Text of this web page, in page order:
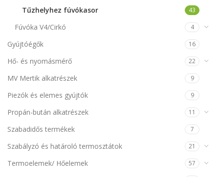
Tűzhelyhez fúvókasor 43
Fúvóka V4/Cirkó 4
Gyújtóégők 16
Hő- és nyomásmérő 22
MV Mertik alkatrészek 9
Piezók és elemes gyújtók 9
Propán-bután alkatrészek 11
Szabadidős termékek 7
Szabályzó és határoló termosztátok 21
Termoelemek/ Hőelemek 57